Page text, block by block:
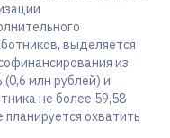
выделяется
из
млн рублей) и
не более 59,58
охватить